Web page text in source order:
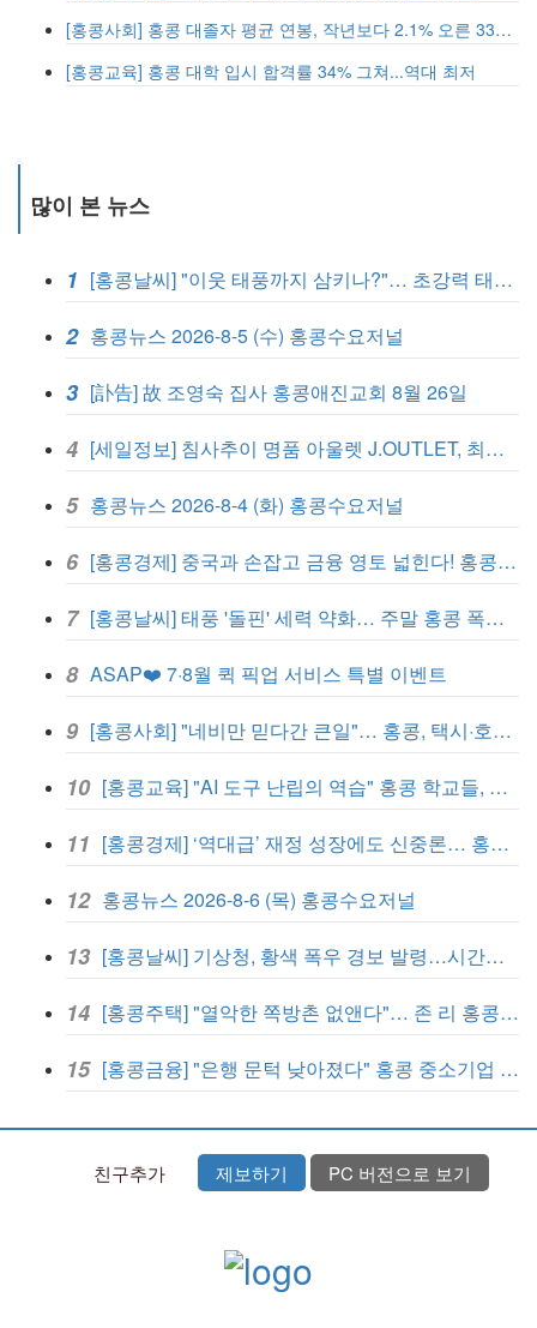
[홍콩사회] 홍콩 대졸자 평균 연봉, 작년보다 2.1% 오른 33만 6천 홍콩달러 기록
[홍콩교육] 홍콩 대학 입시 합격률 34% 그쳐...역대 최저
많이 본 뉴스
1 [홍콩날씨] "이웃 태풍까지 삼키나?"… 초강력 태풍 '돌핀' 세력 재확장
2 홍콩뉴스 2026-8-5 (수) 홍콩수요저널
3 [訃告] 故 조영숙 집사 홍콩애진교회 8월 26일
4 [세일정보] 침사추이 명품 아울렛 J.OUTLET, 최대 90% 빅 세일 진행
5 홍콩뉴스 2026-8-4 (화) 홍콩수요저널
6 [홍콩경제] 중국과 손잡고 금융 영토 넓힌다! 홍콩, 10대 신규 정책 발표
7 [홍콩날씨] 태풍 '돌핀' 세력 약화… 주말 홍콩 폭염 예고
8 ASAP❤️ 7·8월 퀵 픽업 서비스 특별 이벤트
9 [홍콩사회] "네비만 믿다간 큰일"… 홍콩, 택시·호출차 통합 시험 도입하며 규제 본격화
10 [홍콩교육] "AI 도구 난립의 역습" 홍콩 학교들, 데이터 고립에 교육 효과 평가 비상
11 [홍콩경제] ‘역대급’ 재정 성장에도 신중론… 홍콩 GDP 전망 상향 속 “지정학적 리스크 경계”
12 홍콩뉴스 2026-8-6 (목) 홍콩수요저널
13 [홍콩날씨] 기상청, 황색 폭우 경보 발령…시간당 30mm 이상 강우 예보
14 [홍콩주택] "열악한 쪽방촌 없앤다"… 존 리 홍콩 행정장관, 4년 내 단계적 폐지 선언
15 [홍콩금융] "은행 문턱 낮아졌다" 홍콩 중소기업 자금줄 숨통 트이나… HKMA "2분기 신용 조건 안정적"
친구추가 제보하기 PC 버전으로 보기